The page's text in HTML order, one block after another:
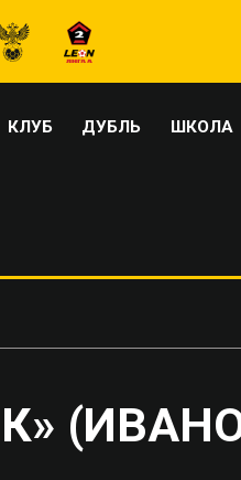
КЛУБ ДУБЛЬ ШКОЛА